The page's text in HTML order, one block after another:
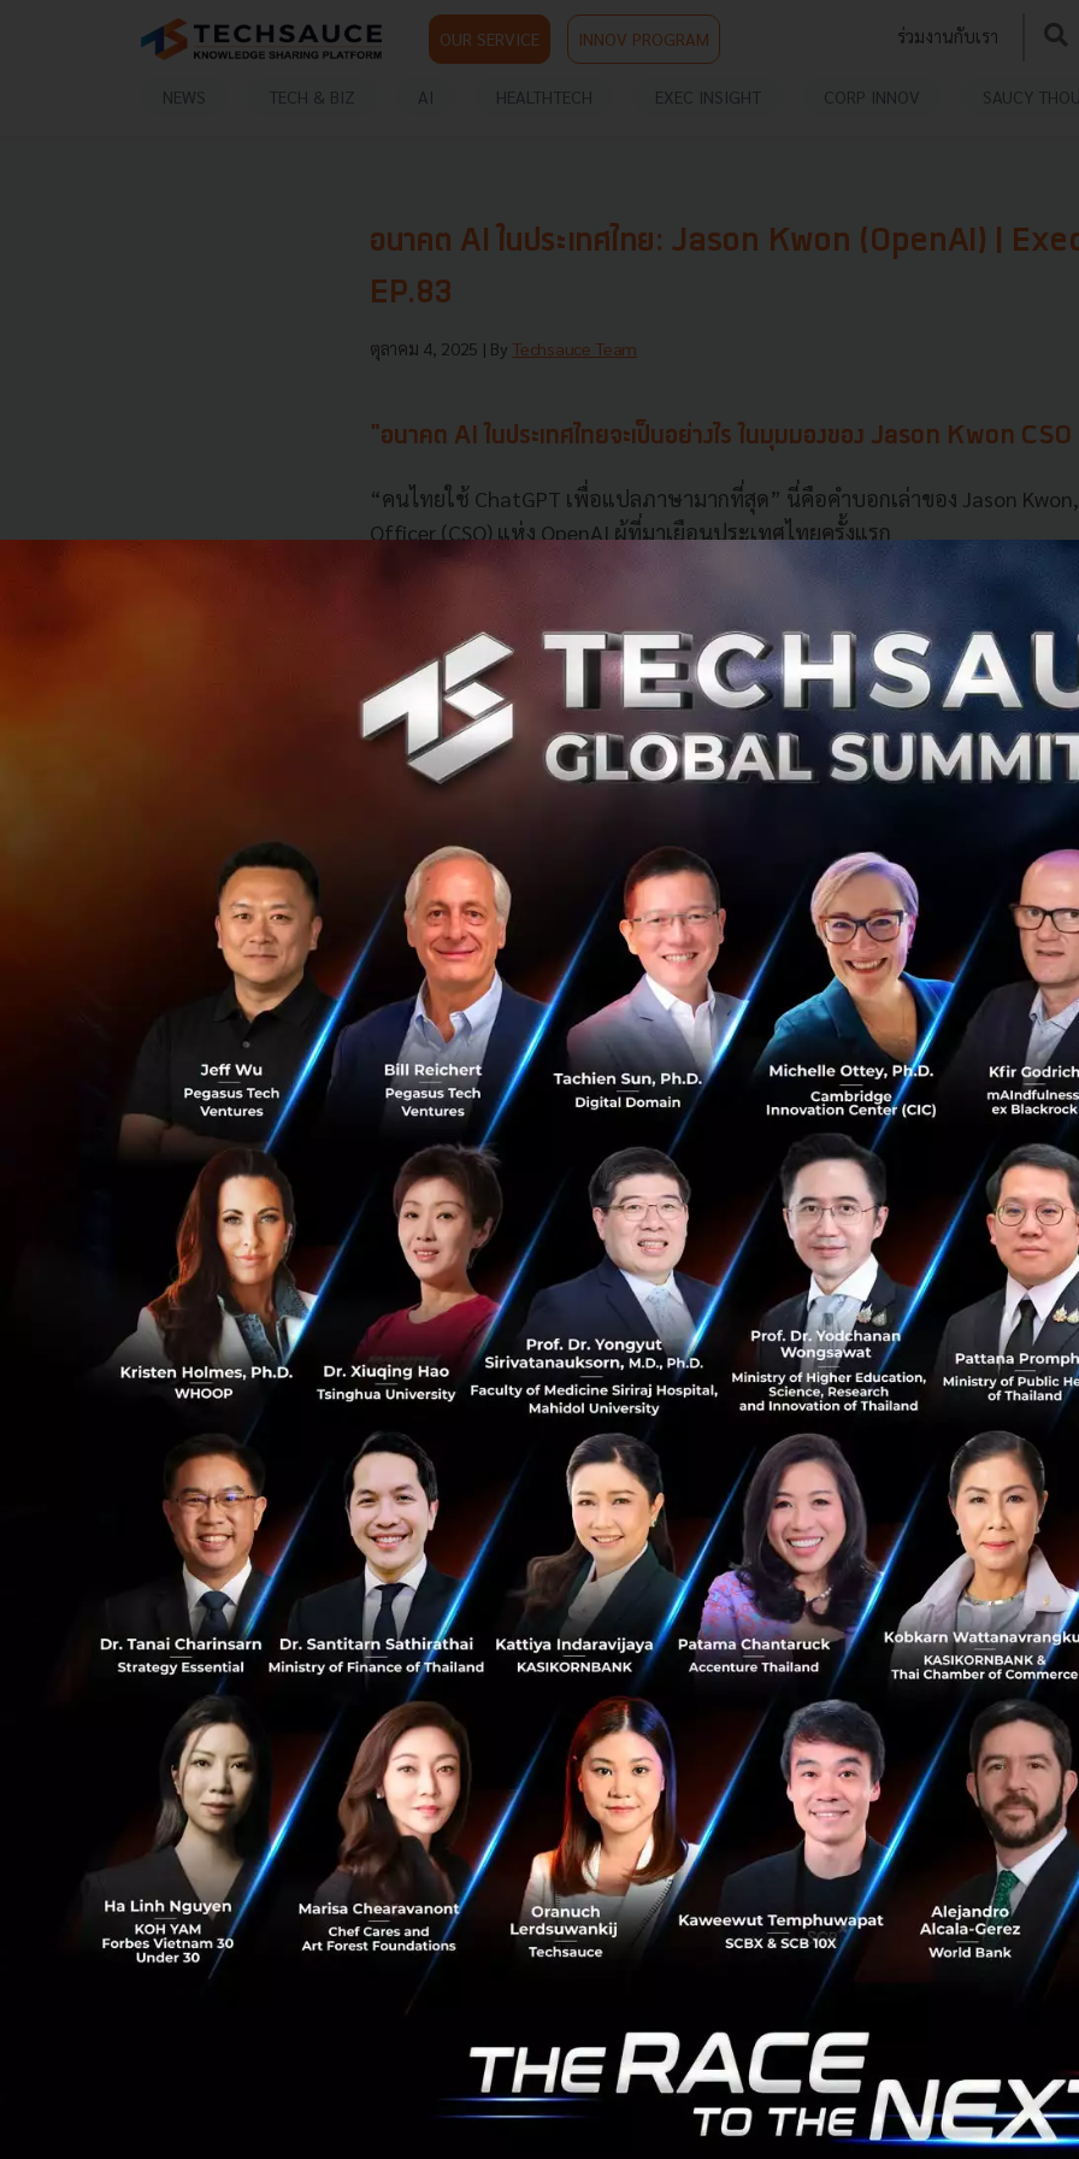
OUR SERVICE INNOV PROGRAM ร่วมงานกับเรา
NEWS TECH & BIZ AI HEALTHTECH EXEC INSIGHT CORP INNOV SAUCY
0
13
อนาคต AI ในประเทศไทย: Jason Kwon (OpenAI) |
EP.83
ตุลาคม 4, 2025 | By Techsauce Team
"อนาคต AI ในประเทศไทยจะเป็นอย่างไร ในมุมมองของ Jason Kwon
“คนไทยใช้ ChatGPT เพื่อแปลภาษามากที่สุด” นี่คือคำบอกเล่าของ Jason
Officer (CSO) แห่ง OpenAI ผู้ที่มาเยือนประเทศไทยครั้งแรก
Techsauce ได้มีโอกาสพูดคุยกับ Jason เป็นเวลาสั้นๆ
เขามาทำอะไรที่ประเทศไทย?
กลยุทธ์ในการบุก Southeast Asia และโอกาสของประเทศไทยคืออะไร?
ไทยกำลังเข้าสู่สังคมผู้สูงอายุ AI จะมีบทบาทอย่างไรในอุตสาหกรรมสุขภาพ,
วัฒนธรรมที่ไม่เหมือนใคร เมื่อคนไทยให้ AI ดูดวง
Exec Insight ai openai chatgpt jason-kwon อนาคต AI ในประเทศไทย
No comment
RELATED ARTICLE
เปลี่ยนกฎเก่า รัฐร่วมถือหุ้น
Insight.99
จากผู้ให้ทุน สู่ผู้ร่วมถือหุ้น.. NIA กำ
สำคัญ หลังได้รับอำนาจให้เข้าร่ว
ทรัสต์เพื่อลงทุนในสตาร์ทอัพได้เป็
เลือกลงทุน...
สิงหาคม 3, 2026 | By Techsauce
0
TS Video NIA investment
รถที่จีนบินได้แล้ว? บุกโรงงาน
บินได้ และ Auto China
EP.62
ในงาน Auto China 2026 เพื่อดูว่
กำลังต่อยอดจากรถยนต์ไฟฟ้า ไป
Humanoid และ ARIDGE รถบินได้...
กรกฎาคม 21, 2026| By